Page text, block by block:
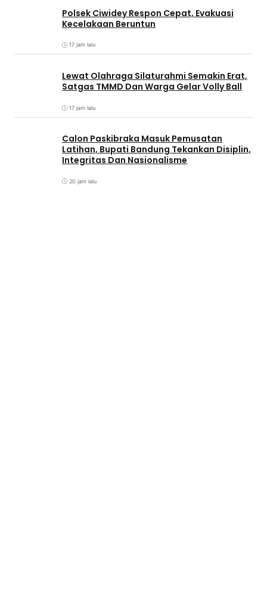
Polsek Ciwidey Respon Cepat, Evakuasi
Kecelakaan Beruntun
17 jam lalu
Lewat Olahraga Silaturahmi Semakin Erat,
Satgas TMMD Dan Warga Gelar Volly Ball
17 jam lalu
Calon Paskibraka Masuk Pemusatan
Latihan, Bupati Bandung Tekankan Disiplin,
Integritas Dan Nasionalisme
20 jam lalu